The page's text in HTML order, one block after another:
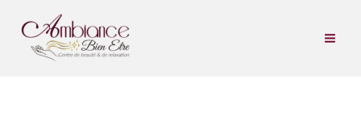
contenu